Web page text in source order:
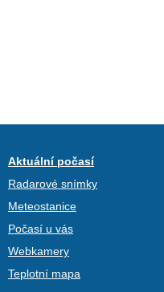
Aktuální počasí
Radarové snímky
Meteostanice
Počasí u vás
Webkamery
Teplotní mapa